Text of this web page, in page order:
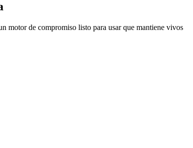
motor de compromiso listo para usar que mantiene vivos